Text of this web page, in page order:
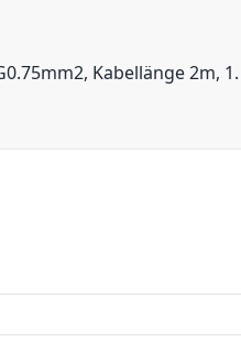
Kabellänge 2m,